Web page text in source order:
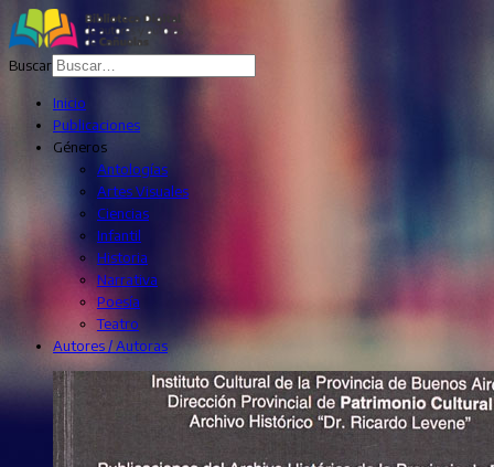
Buscar
Inicio
Publicaciones
Géneros
Antologías
Artes Visuales
Ciencias
Infantil
Historia
Narrativa
Poesía
Teatro
Autores / Autoras